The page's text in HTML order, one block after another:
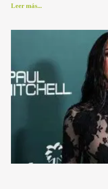
Leer más...